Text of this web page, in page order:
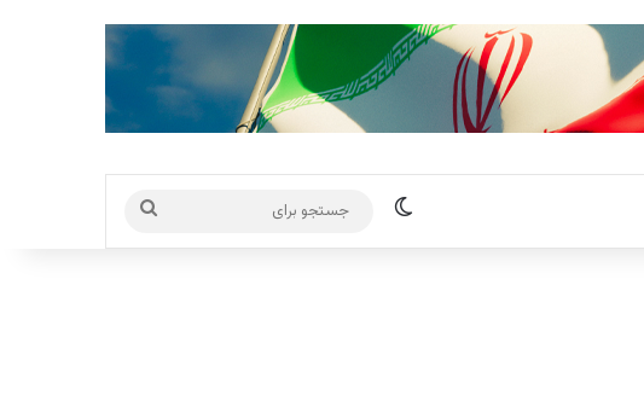
تغییر پوسته
برای